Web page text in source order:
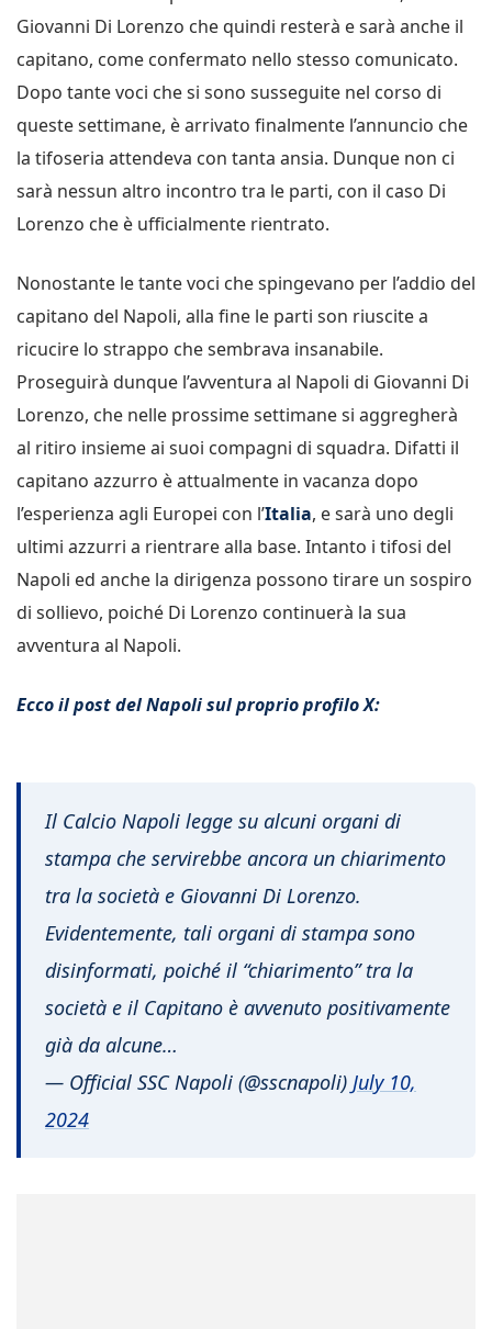
Giovanni Di Lorenzo che quindi resterà e sarà anche il
capitano, come confermato nello stesso comunicato.
Dopo tante voci che si sono susseguite nel corso di
queste settimane, è arrivato finalmente l’annuncio che
la tifoseria attendeva con tanta ansia. Dunque non ci
sarà nessun altro incontro tra le parti, con il caso Di
Lorenzo che è ufficialmente rientrato.
Nonostante le tante voci che spingevano per l’addio del
capitano del Napoli, alla fine le parti son riuscite a
ricucire lo strappo che sembrava insanabile.
Proseguirà dunque l’avventura al Napoli di Giovanni Di
Lorenzo, che nelle prossime settimane si aggregherà
al ritiro insieme ai suoi compagni di squadra. Difatti il
capitano azzurro è attualmente in vacanza dopo
l’esperienza agli Europei con l’Italia, e sarà uno degli
ultimi azzurri a rientrare alla base. Intanto i tifosi del
Napoli ed anche la dirigenza possono tirare un sospiro
di sollievo, poiché Di Lorenzo continuerà la sua
avventura al Napoli.
Ecco il post del Napoli sul proprio profilo X:
Il Calcio Napoli legge su alcuni organi di
stampa che servirebbe ancora un chiarimento
tra la società e Giovanni Di Lorenzo.
Evidentemente, tali organi di stampa sono
disinformati, poiché il “chiarimento” tra la
società e il Capitano è avvenuto positivamente
già da alcune…
— Official SSC Napoli (@sscnapoli) July 10,
2024